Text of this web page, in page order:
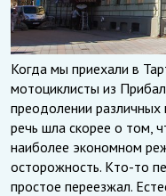
Когда мы приехали в
мотоциклисты из
преодолении различных
речь шла скорее о том,
наиболее экономном
осторожность. Кто-то
простое переезжал.